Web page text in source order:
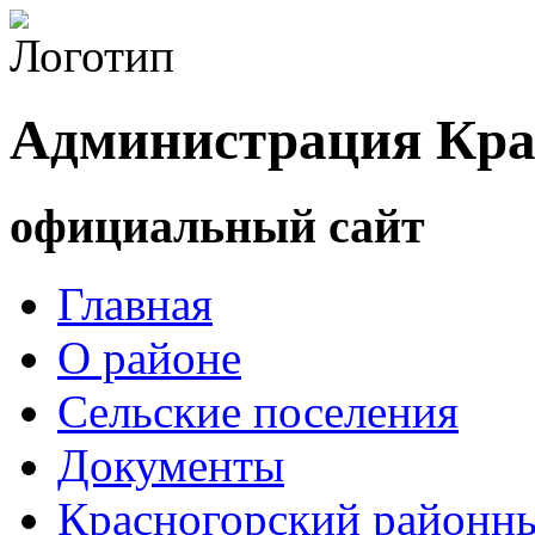
Администрация
официальный сайт
Главная
О районе
Сельские поселения
Документы
Красногорский